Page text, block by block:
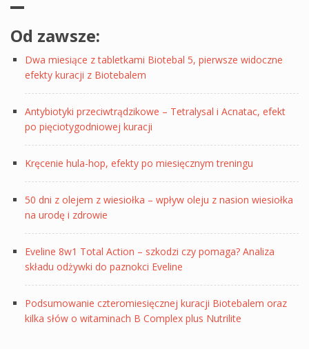
Od zawsze:
Dwa miesiące z tabletkami Biotebal 5, pierwsze widoczne
efekty kuracji z Biotebalem
Antybiotyki przeciwtrądzikowe – Tetralysal i Acnatac, efekt
po pięciotygodniowej kuracji
Kręcenie hula-hop, efekty po miesięcznym treningu
50 dni z olejem z wiesiołka – wpływ oleju z nasion wiesiołka
na urodę i zdrowie
Eveline 8w1 Total Action – szkodzi czy pomaga? Analiza
składu odżywki do paznokci Eveline
Podsumowanie czteromiesięcznej kuracji Biotebalem oraz
kilka słów o witaminach B Complex plus Nutrilite